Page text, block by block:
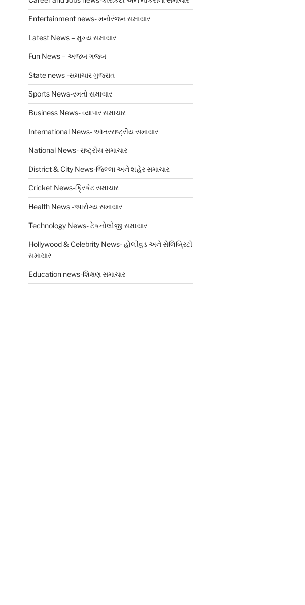
Entertainment news- મનોરંજન સમાચાર
Latest News – મુખ્ય સમાચાર
Fun News – અજબ ગજબ
State news -સમાચાર ગુજરાત
Sports News-રમતો સમાચાર
Business News- વ્યાપાર સમાચાર
International News- આંતરરાષ્ટ્રીય સમાચાર
National News- રાષ્ટ્રીય સમાચાર
District & City News-જિલ્લા અને શહેર સમાચાર
Cricket News-ક્રિકેટ સમાચાર
Health News -આરોગ્ય સમાચાર
Technology News- ટેકનોલોજી સમાચાર
Hollywood & Celebrity News- હોલીવુડ અને સેલિબ્રિટી
સમાચાર
Education news-શિક્ષણ સમાચાર